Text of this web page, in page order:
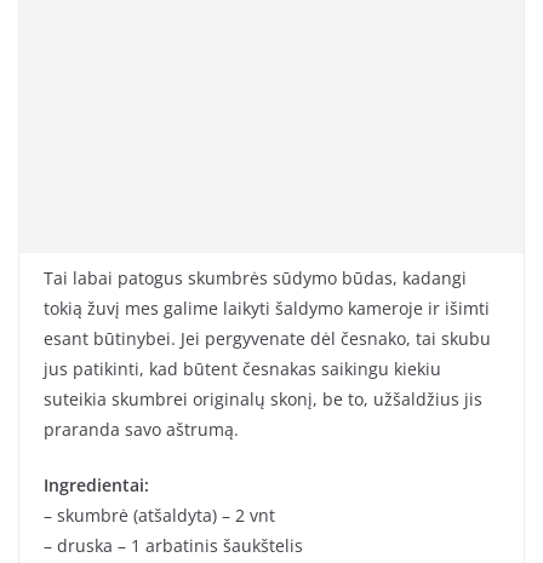
Tai labai patogus skumbrės sūdymo būdas, kadangi
tokią žuvį mes galime laikyti šaldymo kameroje ir išimti
esant būtinybei. Jei pergyvenate dėl česnako, tai skubu
jus patikinti, kad būtent česnakas saikingu kiekiu
suteikia skumbrei originalų skonį, be to, užšaldžius jis
praranda savo aštrumą.
Ingredientai:
– skumbrė (atšaldyta) – 2 vnt
– druska – 1 arbatinis šaukštelis